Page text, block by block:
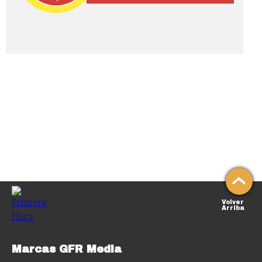
Volver
Arriba
Marcas GFR Media